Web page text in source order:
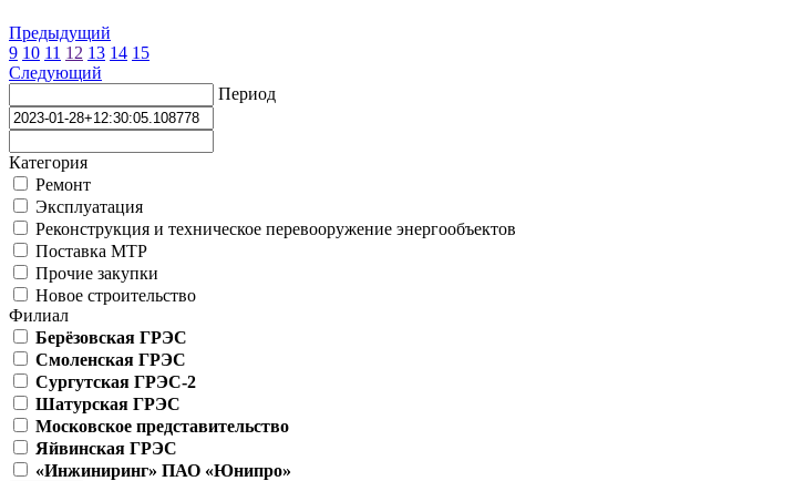
Предыдущий
9 10 11 12 13 14 15
Следующий
Период
Категория
Ремонт
Эксплуатация
Реконструкция и техническое перевооружение энергообъектов
Поставка МТР
Прочие закупки
Новое строительство
Филиал
Берёзовская ГРЭС
Смоленская ГРЭС
Сургутская ГРЭС-2
Шатурская ГРЭС
Московское представительство
Яйвинская ГРЭС
«Инжиниринг» ПАО «Юнипро»